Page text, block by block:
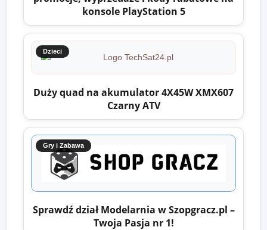
konsole PlayStation 5
Dzieci
Duży quad na akumulator 4X45W XMX607
Czarny ATV
Gry i Zabawa
Sprawdź dział Modelarnia w Szopgracz.pl –
Twoja Pasja nr 1!